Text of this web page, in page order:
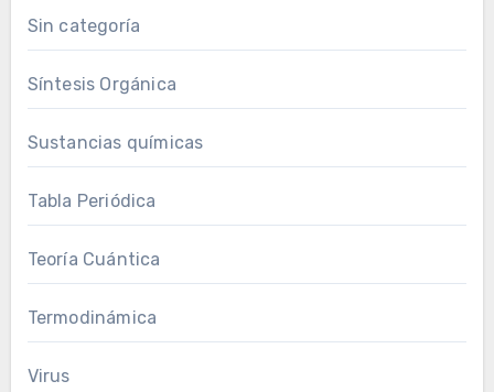
Sin categoría
Síntesis Orgánica
Sustancias químicas
Tabla Periódica
Teoría Cuántica
Termodinámica
Virus